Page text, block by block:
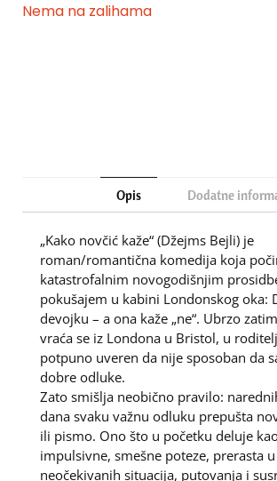
Nema na zalihama
Opis Dodatne
„Kako novčić kaže“ (Džejms Bejli) je
roman/romantična komedija koja
katastrofalnim novogodišnjim
pokušajem u kabini Londonskog oka:
devojku – a ona kaže „ne“. Ubrzo
vraća se iz Londona u Bristol, u
potpuno uveren da nije sposoban da
dobre odluke.
Zato smišlja neobično pravilo:
dana svaku važnu odluku prepušta
ili pismo. Ono što u početku deluje
impulsivne, smešne poteze, prerasta
neočekivanih situacija, putovanja i